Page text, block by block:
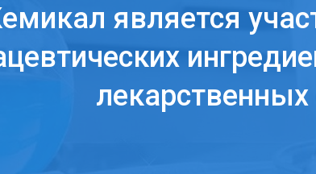
является
лекарственных